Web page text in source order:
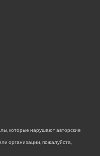
которые нарушают авторские
организации, пожалуйста,